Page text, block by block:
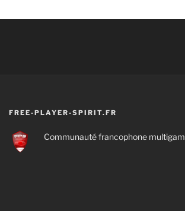
FREE-PLAYER-SPIRIT.FR
Communauté francophone